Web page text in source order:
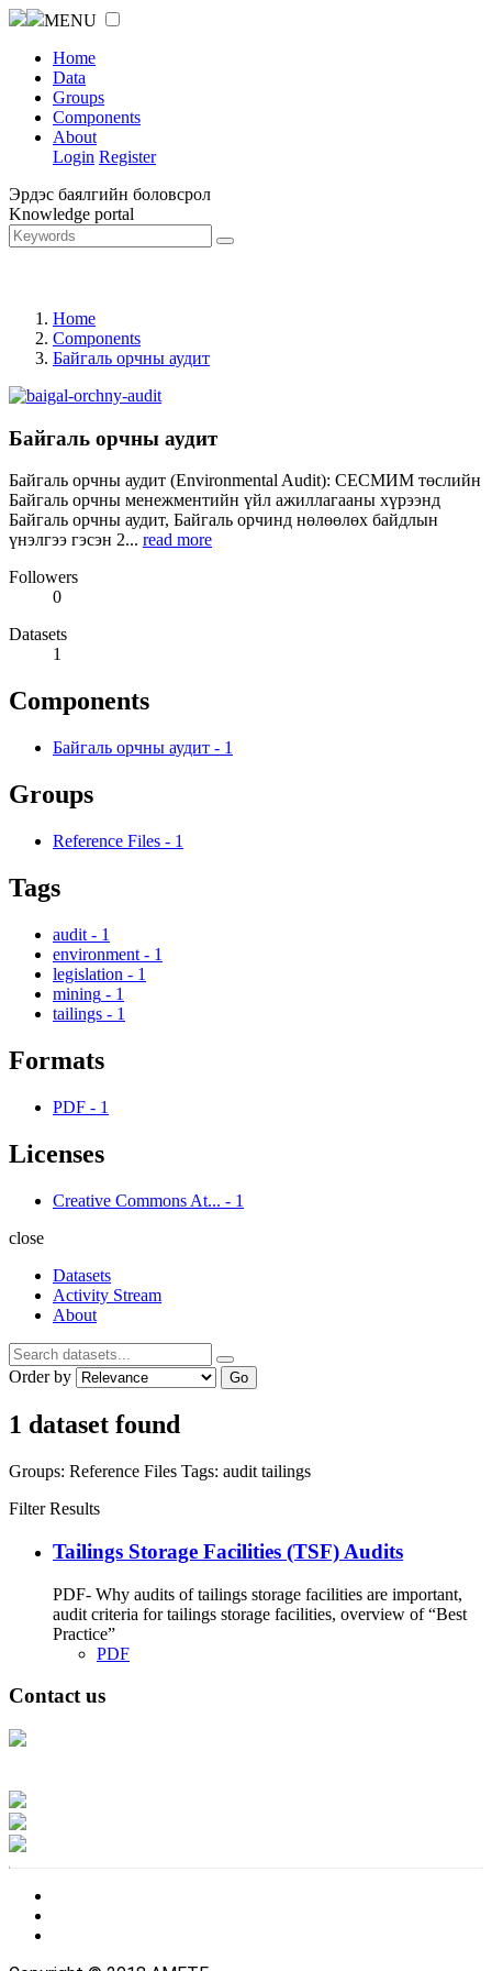
MENU
Home
Data
Groups
Components
About
Login Register
Эрдэс баялгийн боловсрол
Knowledge portal
Home
Components
Байгаль орчны аудит
Байгаль орчны аудит
Байгаль орчны аудит (Environmental Audit): СЕСМИМ төслийн
Байгаль орчны менежментийн үйл ажиллагааны хүрээнд
Байгаль орчны аудит, Байгаль орчинд нөлөөлөх байдлын
үнэлгээ гэсэн 2... read more
Followers
0
Datasets
1
Components
Байгаль орчны аудит - 1
Groups
Reference Files - 1
Tags
audit - 1
environment - 1
legislation - 1
mining - 1
tailings - 1
Formats
PDF - 1
Licenses
Creative Commons At... - 1
close
Datasets
Activity Stream
About
Order by Go
1 dataset found
Groups: Reference Files Tags: audit tailings
Filter Results
Tailings Storage Facilities (TSF) Audits
PDF- Why audits of tailings storage facilities are important,
audit criteria for tailings storage facilities, overview of “Best
Practice”
PDF
Contact us